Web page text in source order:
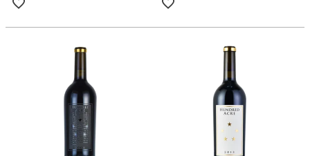
サロン ルイ・ロデレール
その他
イタリア